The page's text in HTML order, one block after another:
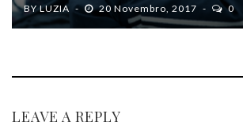
BYLUZIA 20 Novembro, 2017 0
LEAVE A REPLY